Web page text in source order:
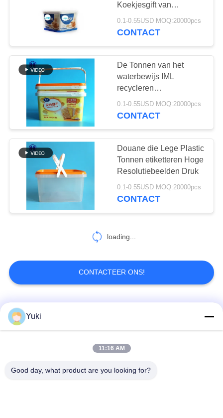
De Plastic
Containers van IML
IML-Doos
28
IML-Tonnen
37
26
Koekjesgift van
Dekkingsiml Tonnen
Lege Etikettering
0.1-0.55USD MOQ:20000pcs
CONTACT
De Tonnen van het
waterbewijs IML
recycleren
Etiketteringskoekje
Plastic Container
0.1-0.55USD MOQ:20000pcs
CONTACT
Douane die Lege Plastic
Tonnen etiketteren Hoge
Resolutiebeelden Druk
0.1-0.55USD MOQ:20000pcs
CONTACT
loading...
CONTACTEER ONS!
populaire categorieën
Plastic Kruidkruik
Yuki
11:16 AM
Good day, what product are you looking for?